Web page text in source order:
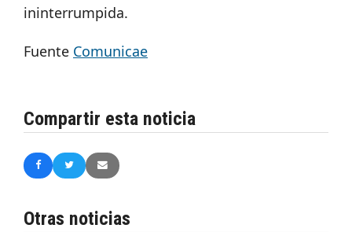
ininterrumpida.
Fuente Comunicae
Compartir esta noticia
Otras noticias